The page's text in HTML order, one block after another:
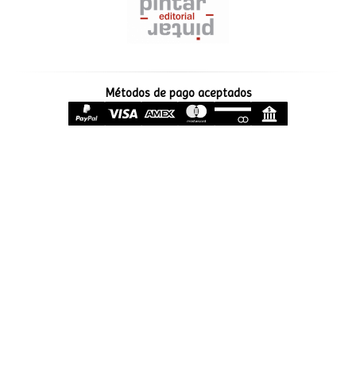
Métodos de pago aceptados